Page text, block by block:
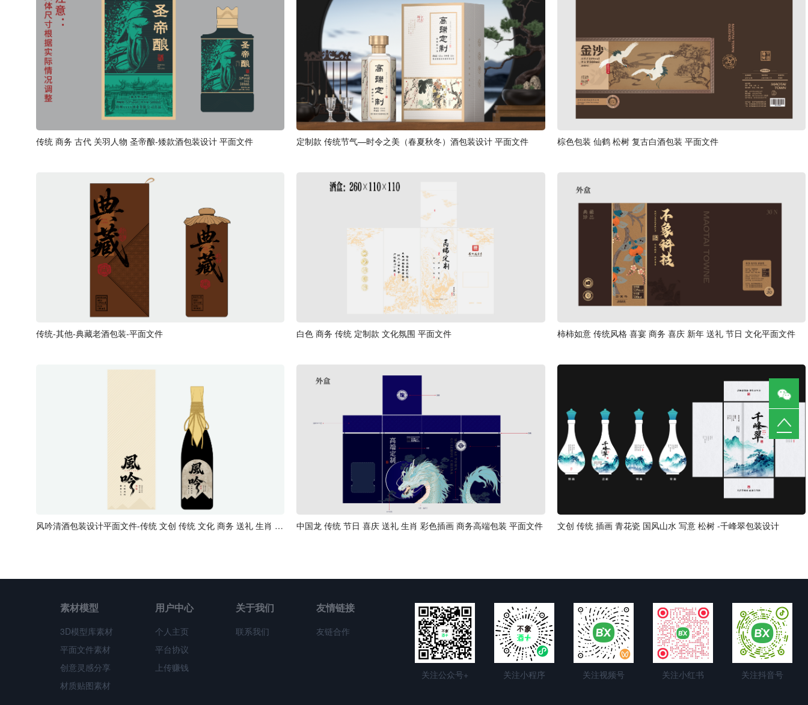
传统 商务 古代 关羽人物 圣帝酿-矮款酒包装设计 平面文件 定制款 传统节气—时令之美（春夏秋冬）酒包装设计 平面文件 棕色包装 仙鹤 松树 复古白酒包装 平面文件
传统-其他-典藏老酒包装-平面文件 白色 商务 传统 定制款 文化氛围 平面文件 柿柿如意 传统风格 喜宴 商务 喜庆 新年 送礼 节日 文化平面文件
风吟清酒包装设计平面文件-传统 文创 传统 文化 商务 送礼 生肖 生日 喜宴 - 中国龙 传统 节日 喜庆 送礼 生肖 彩色插画 商务高端包装 平面文件 文创 传统 插画 青花瓷 国风山水 写意 松树 -千峰翠包装设计
素材模型
3D模型库素材
平面文件素材
创意灵感分享
材质贴图素材
用户中心
个人主页
平台协议
上传赚钱
关于我们
联系我们
友情链接
友链合作
关注公众号+ 关注小程序 关注视频号 关注小红书 关注抖音号